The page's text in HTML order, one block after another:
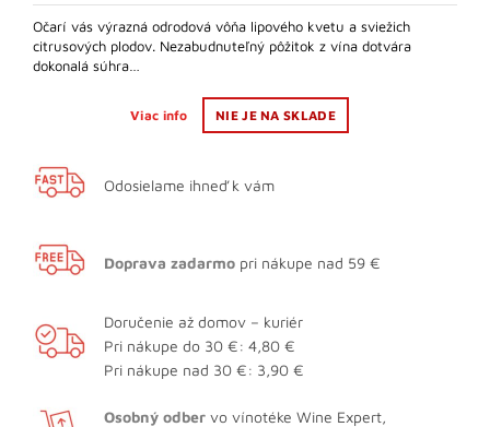
Očarí vás výrazná odrodová vôňa lipového kvetu a sviežich
citrusových plodov. Nezabudnuteľný pôžitok z vína dotvára
dokonalá súhra…
Viac info NIE JE NA SKLADE
Odosielame ihneď k vám
Doprava zadarmo pri nákupe nad 59 €
Doručenie až domov – kuriér
Pri nákupe do 30 €: 4,80 €
Pri nákupe nad 30 €: 3,90 €
Osobný odber vo vínotéke Wine Expert,